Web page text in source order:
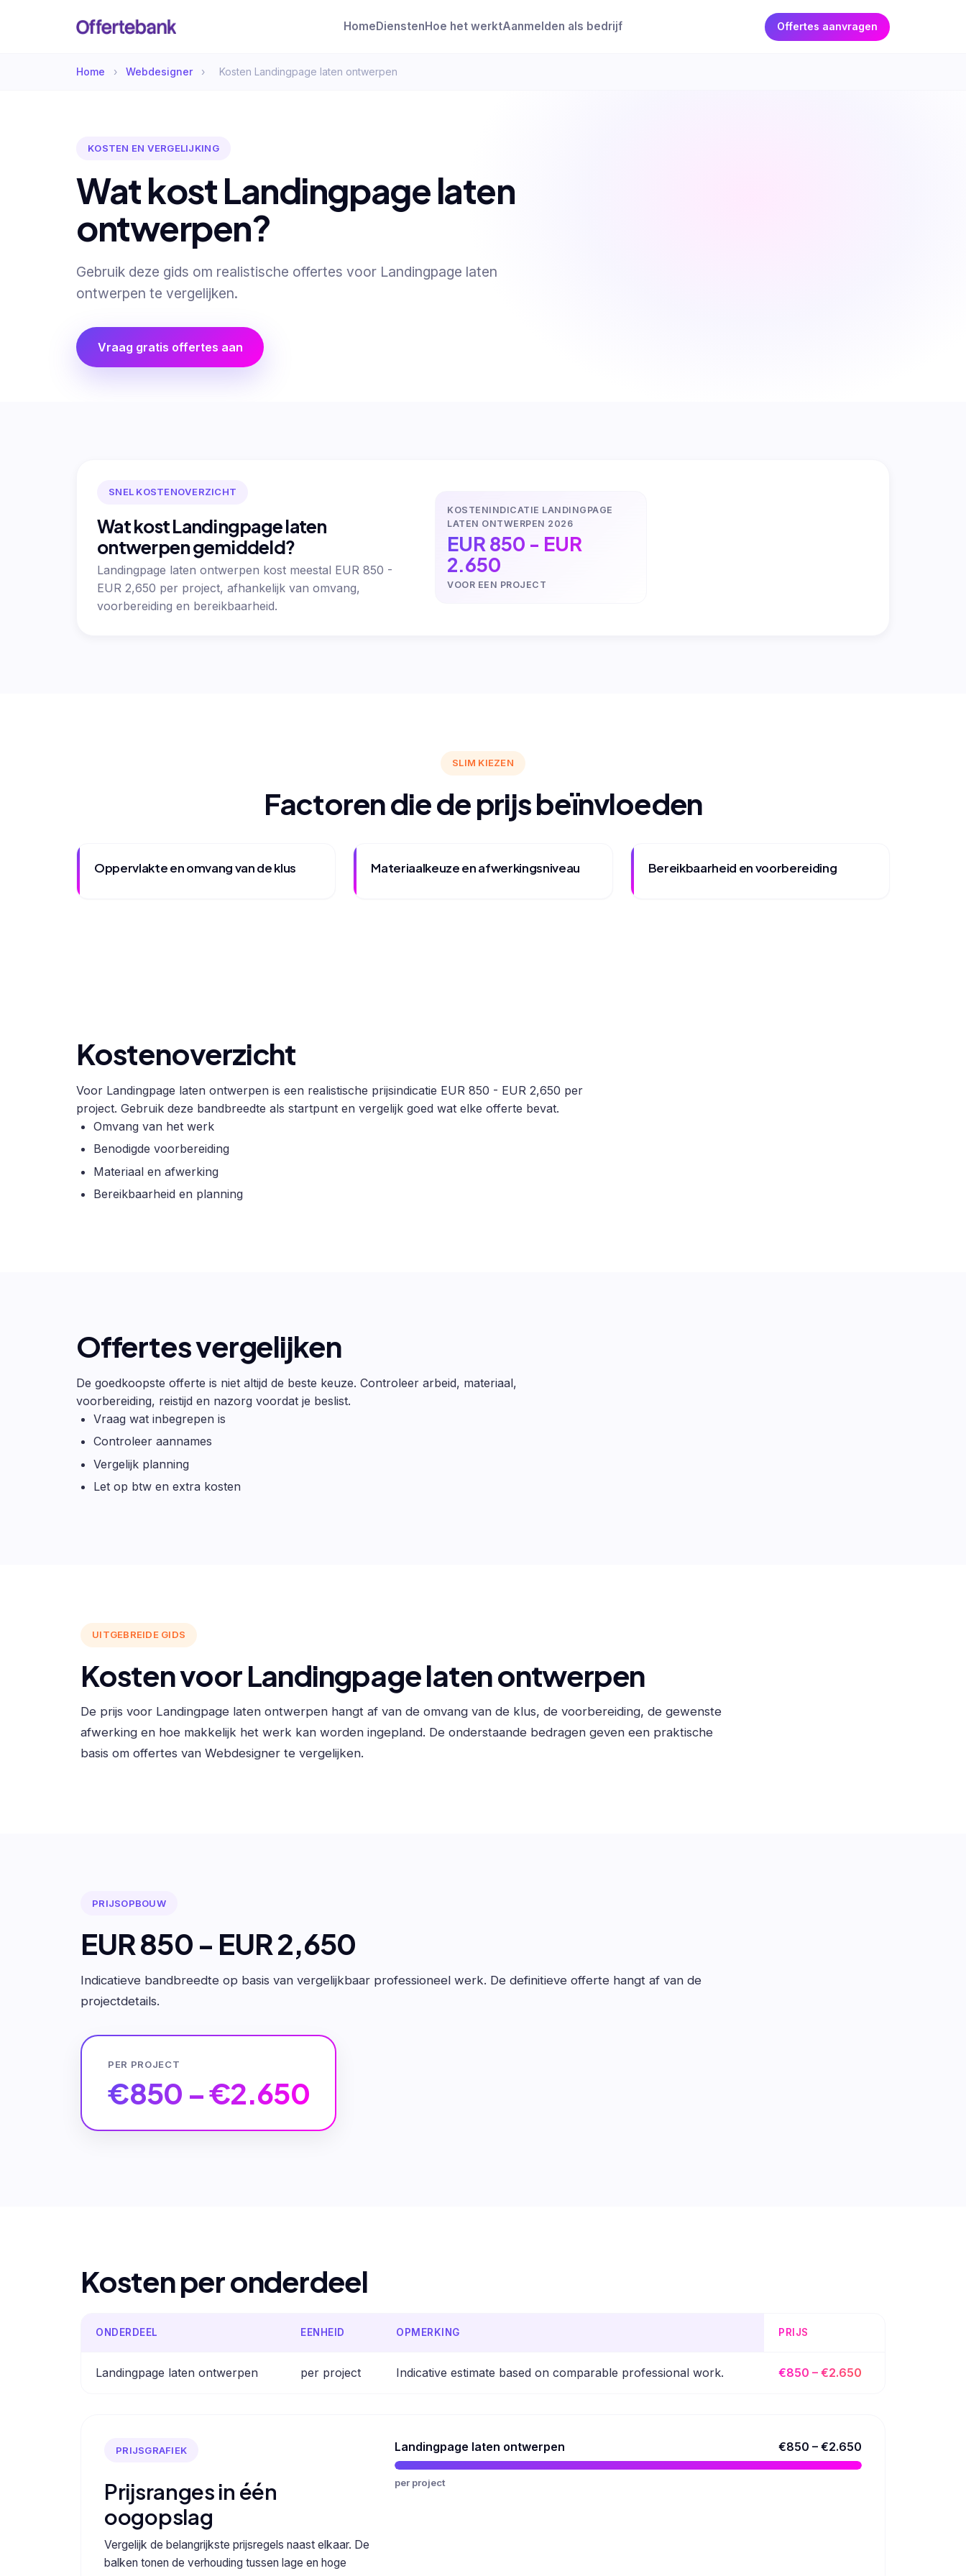
Home Diensten Hoe het werktAanmelden als bedrijf Offertes aanvragen
Home › Webdesigner › Kosten Landingpage laten ontwerpen
KOSTEN EN VERGELIJKING
Wat kost Landingpage laten
ontwerpen?
Gebruik deze gids om realistische offertes voor Landingpage laten
ontwerpen te vergelijken.
Vraag gratis offertes aan
SNEL KOSTENOVERZICHT
Wat kost Landingpage laten
ontwerpen gemiddeld?
Landingpage laten ontwerpen kost meestal EUR 850 -
EUR 2,650 per project, afhankelijk van omvang,
voorbereiding en bereikbaarheid.
KOSTENINDICATIE LANDINGPAGE
LATEN ONTWERPEN 2026
EUR 850 - EUR
2.650
VOOR EEN PROJECT
SLIM KIEZEN
Factoren die de prijs beïnvloeden
Oppervlakte en omvang van de klus Materiaalkeuze en afwerkingsniveau Bereikbaarheid en voorbereiding
Kostenoverzicht
Voor Landingpage laten ontwerpen is een realistische prijsindicatie EUR 850 - EUR 2,650 per
project. Gebruik deze bandbreedte als startpunt en vergelijk goed wat elke offerte bevat.
Omvang van het werk
Benodigde voorbereiding
Materiaal en afwerking
Bereikbaarheid en planning
Offertes vergelijken
De goedkoopste offerte is niet altijd de beste keuze. Controleer arbeid, materiaal,
voorbereiding, reistijd en nazorg voordat je beslist.
Vraag wat inbegrepen is
Controleer aannames
Vergelijk planning
Let op btw en extra kosten
UITGEBREIDE GIDS
Kosten voor Landingpage laten ontwerpen
De prijs voor Landingpage laten ontwerpen hangt af van de omvang van de klus, de voorbereiding, de gewenste
afwerking en hoe makkelijk het werk kan worden ingepland. De onderstaande bedragen geven een praktische
basis om offertes van Webdesigner te vergelijken.
PRIJSOPBOUW
EUR 850 - EUR 2,650
Indicatieve bandbreedte op basis van vergelijkbaar professioneel werk. De definitieve offerte hangt af van de
projectdetails.
PER PROJECT
€850 – €2.650
Kosten per onderdeel
ONDERDEEL EENHEID OPMERKING PRIJS
Landingpage laten ontwerpen per project Indicative estimate based on comparable professional work. €850 – €2.650
PRIJSGRAFIEK
Prijsranges in één
oogopslag
Vergelijk de belangrijkste prijsregels naast elkaar. De
balken tonen de verhouding tussen lage en hoge
Landingpage laten ontwerpen €850 – €2.650
per project